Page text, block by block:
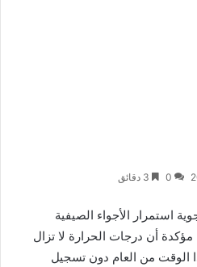
0
استمرار الأجواء الصيفية
أن درجات الحرارة لا تزال
الوقت من العام دون تسجيل